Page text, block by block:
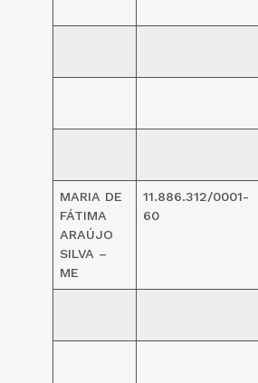
MARIA DE
FÁTIMA
ARAÚJO
SILVA –
ME
11.886.312/0001-
60